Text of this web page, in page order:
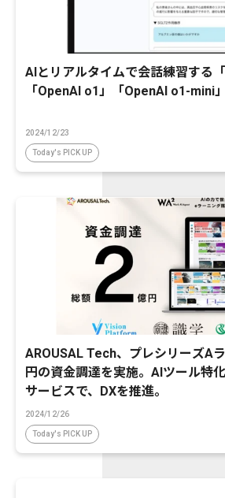
AIとリアルタイムで会話練習する
「OpenAI o1」「OpenAI o1-mini
2024/12/23
Today's PICK UP
AROUSAL Tech、プレシリーズA
円の資金調達を実施。AIツール特
サービスで、DXを推進。
2024/12/26
Today's PICK UP